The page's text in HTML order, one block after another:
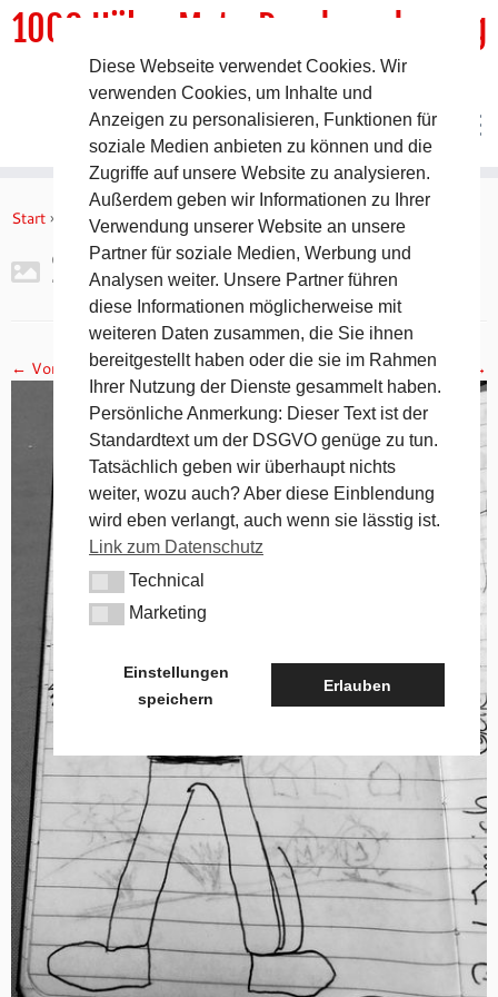
Inhalt
1000 HöhenMeterRundwanderweg
DER Rundwanderweg um Pommelsbrunn
Start » Gipfelbuch Ruine Lichtenstein » 2017-11-05 19.12.16
2017-11-05 19.12.16
← Vorheriges Nächstes →
Diese Webseite verwendet Cookies. Wir
verwenden Cookies, um Inhalte und
Anzeigen zu personalisieren, Funktionen für
soziale Medien anbieten zu können und die
Zugriffe auf unsere Website zu analysieren.
Außerdem geben wir Informationen zu Ihrer
Verwendung unserer Website an unsere
Partner für soziale Medien, Werbung und
Analysen weiter. Unsere Partner führen
diese Informationen möglicherweise mit
weiteren Daten zusammen, die Sie ihnen
bereitgestellt haben oder die sie im Rahmen
Ihrer Nutzung der Dienste gesammelt haben.
Persönliche Anmerkung: Dieser Text ist der
Standardtext um der DSGVO genüge zu tun.
Tatsächlich geben wir überhaupt nichts
weiter, wozu auch? Aber diese Einblendung
wird eben verlangt, auch wenn sie lässtig ist.
Link zum Datenschutz
TechnicalTechnical
MarketingMarketing
Einstellungen
speichern
Erlauben